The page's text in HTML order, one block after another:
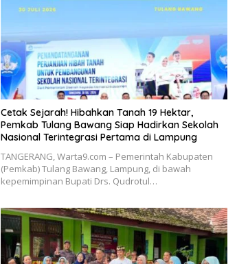
Cetak Sejarah! Hibahkan Tanah 19 Hektar,
Pemkab Tulang Bawang Siap Hadirkan Sekolah
Nasional Terintegrasi Pertama di Lampung
​TANGERANG, Warta9.com – Pemerintah Kabupaten
(Pemkab) Tulang Bawang, Lampung, di bawah
kepemimpinan Bupati Drs. Qudrotul…